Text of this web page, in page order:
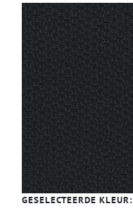
GESELECTEERDE KLEUR: